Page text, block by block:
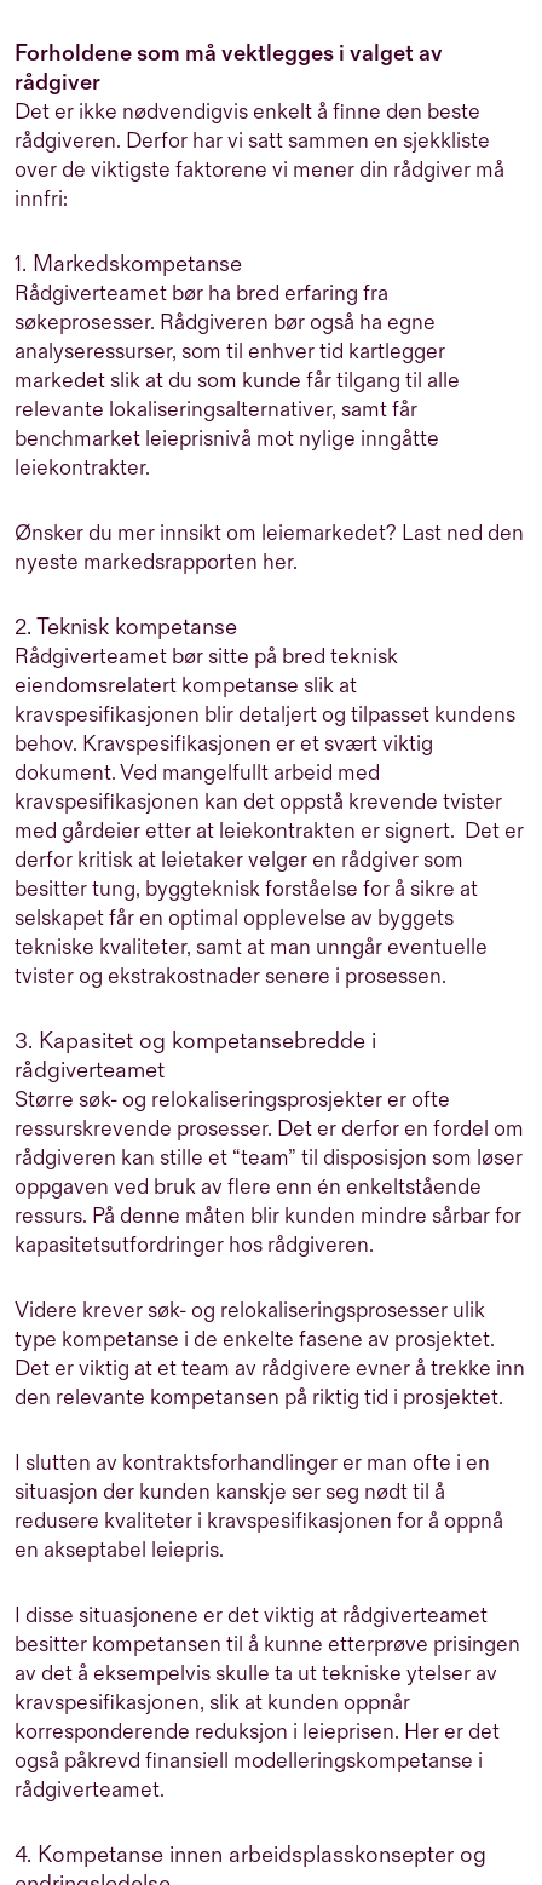
Forholdene som må vektlegges i valget av
rådgiver
Det er ikke nødvendigvis enkelt å finne den beste
rådgiveren. Derfor har vi satt sammen en sjekkliste
over de viktigste faktorene vi mener din rådgiver må
innfri:
1. Markedskompetanse
Rådgiverteamet bør ha bred erfaring fra
søkeprosesser. Rådgiveren bør også ha egne
analyseressurser, som til enhver tid kartlegger
markedet slik at du som kunde får tilgang til alle
relevante lokaliseringsalternativer, samt får
benchmarket leieprisnivå mot nylige inngåtte
leiekontrakter.
Ønsker du mer innsikt om leiemarkedet? Last ned den
nyeste markedsrapporten her.
2. Teknisk kompetanse
Rådgiverteamet bør sitte på bred teknisk
eiendomsrelatert kompetanse slik at
kravspesifikasjonen blir detaljert og tilpasset kundens
behov. Kravspesifikasjonen er et svært viktig
dokument. Ved mangelfullt arbeid med
kravspesifikasjonen kan det oppstå krevende tvister
med gårdeier etter at leiekontrakten er signert. Det er
derfor kritisk at leietaker velger en rådgiver som
besitter tung, byggteknisk forståelse for å sikre at
selskapet får en optimal opplevelse av byggets
tekniske kvaliteter, samt at man unngår eventuelle
tvister og ekstrakostnader senere i prosessen.
3. Kapasitet og kompetansebredde i
rådgiverteamet
Større søk- og relokaliseringsprosjekter er ofte
ressurskrevende prosesser. Det er derfor en fordel om
rådgiveren kan stille et “team” til disposisjon som løser
oppgaven ved bruk av flere enn én enkeltstående
ressurs. På denne måten blir kunden mindre sårbar for
kapasitetsutfordringer hos rådgiveren.
Videre krever søk- og relokaliseringsprosesser ulik
type kompetanse i de enkelte fasene av prosjektet.
Det er viktig at et team av rådgivere evner å trekke inn
den relevante kompetansen på riktig tid i prosjektet.
I slutten av kontraktsforhandlinger er man ofte i en
situasjon der kunden kanskje ser seg nødt til å
redusere kvaliteter i kravspesifikasjonen for å oppnå
en akseptabel leiepris.
I disse situasjonene er det viktig at rådgiverteamet
besitter kompetansen til å kunne etterprøve prisingen
av det å eksempelvis skulle ta ut tekniske ytelser av
kravspesifikasjonen, slik at kunden oppnår
korresponderende reduksjon i leieprisen. Her er det
også påkrevd finansiell modelleringskompetanse i
rådgiverteamet.
4. Kompetanse innen arbeidsplasskonsepter og